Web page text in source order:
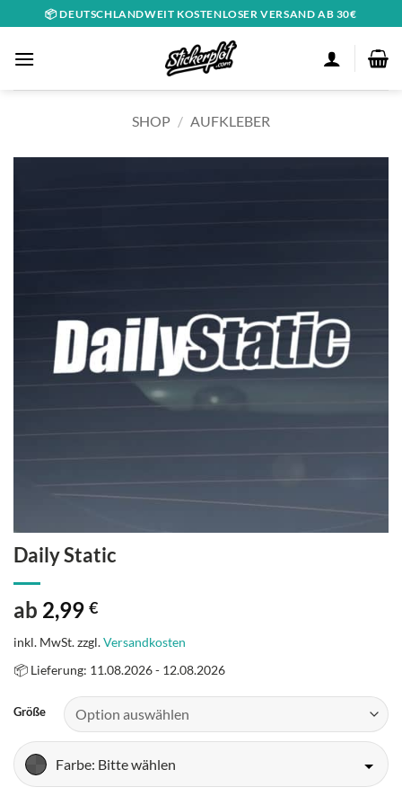
Inhalt
springen
📦 DEUTSCHLANDWEIT KOSTENLOSER VERSAND AB 30€
SHOP / AUFKLEBER
Daily Static
ab 2,99 €
inkl. MwSt.zzgl.Versandkosten
📦 Lieferung: 11.08.2026 - 12.08.2026
Größe
Farbe: Bitte wählen